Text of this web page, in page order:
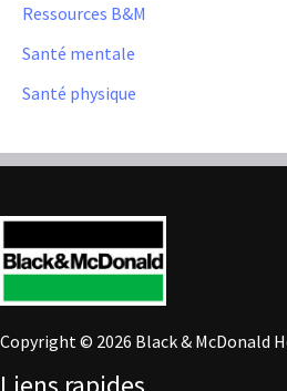
Ressources B&M
Santé mentale
Santé physique
Copyright © 2026 Black & McDonald